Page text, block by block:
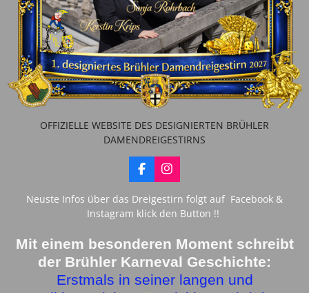
OFFIZIELLE WEBSITE DES DESIGNIERTEN BRÜHLER
DAMENDREIGESTIRNS
F
a
c
e
b
o
k
I
n
s
t
a
r
a
m
Neuste Infos über das Dreigestirn folgt auf Facebook &
Instagram klick den Button !!
Mit einem besonderen Moment schreibt
der Brühler Karneval Geschichte:
Erstmals in seiner langen und